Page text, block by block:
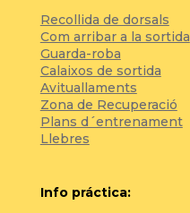
Recollida de dorsals
Com arribar a la sortida
Guarda-roba
Calaixos de sortida
Avituallaments
Zona de Recuperació
Plans d´entrenament
Llebres
Info práctica: